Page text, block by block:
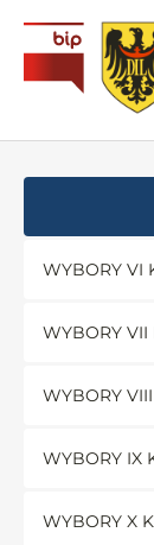
WYBORY VI
WYBORY VII
WYBORY
WYBORY IX
WYBORY X